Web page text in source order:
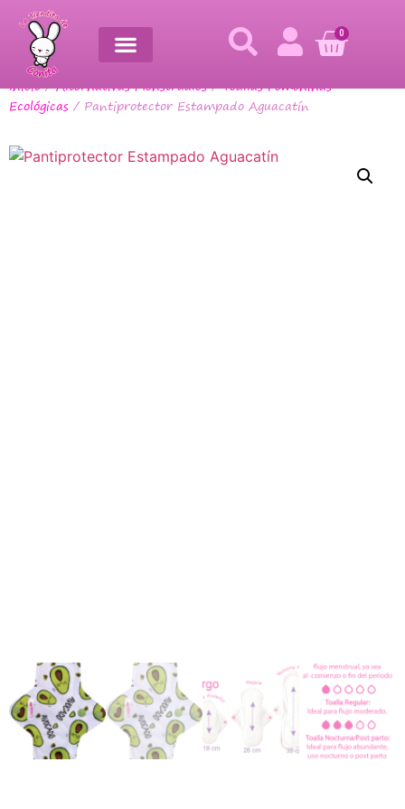
0
Inicio/Alternativas Menstruales/Toallas Femeninas
Ecológicas / Pantiprotector Estampado Aguacatín